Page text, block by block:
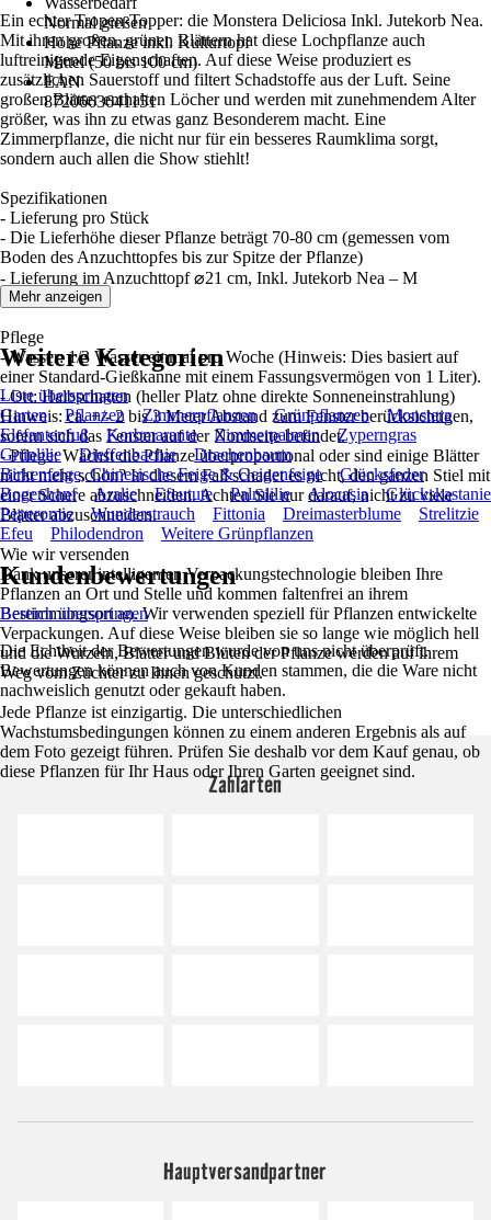
Normal gießen
Höhe Pflanze inkl. Kulturtopf
Mittel (50 bis 100 cm)
EAN
8720663641151
Ein echter Tropen-Topper: die Monstera Deliciosa Inkl. Jutekorb Nea.
Mit ihren großen, grünen Blättern hat diese Lochpflanze auch
luftreinigende Eigenschaften. Auf diese Weise produziert es
zusätzlichen Sauerstoff und filtert Schadstoffe aus der Luft. Seine
großen Blätter enthalten Löcher und werden mit zunehmendem Alter
größer, was ihn zu etwas ganz Besonderem macht. Eine
Zimmerpflanze, die nicht nur für ein besseres Raumklima sorgt,
sondern auch allen die Show stiehlt!
Spezifikationen
- Lieferung pro Stück
- Die Lieferhöhe dieser Pflanze beträgt 70-80 cm (gemessen vom
Boden des Anzuchttopfes bis zur Spitze der Pflanze)
- Lieferung im Anzuchttopf ⌀21 cm, Inkl. Jutekorb Nea – M
- Luftreinigung
Pflege
- Wasser: 1/3 Wasser einmal pro Woche (Hinweis: Dies basiert auf
einer Standard-Gießkanne mit einem Fassungsvermögen von 1 Liter).
- Ort: Halbschatten (heller Platz ohne direkte Sonneneinstrahlung)
Hinweis: ca. +/- 2 bis 3 Meter Abstand zum Fenster berücksichtigen,
sofern sich das Fenster auf der Nordseite befindet.
- Pflege: Wächst die Pflanze überproportional oder sind einige Blätter
nicht mehr schön? In diesem Fall schadet es nicht, den ganzen Stiel mit
einer Schere abzuschneiden. Achten Sie nur darauf, nicht zu viele
Blätter abzuschneiden.
Wie wir versenden
Dank unserer intelligenten Verpackungstechnologie bleiben Ihre
Pflanzen an Ort und Stelle und kommen faltenfrei an ihrem
Bestimmungsort an. Wir verwenden speziell für Pflanzen entwickelte
Verpackungen. Auf diese Weise bleiben sie so lange wie möglich hell
und die Wurzeln, Blätter und Blüten der Pflanze werden auf ihrem
Weg vom Züchter zu Ihnen geschützt.
Jede Pflanze ist einzigartig. Die unterschiedlichen
Wachstumsbedingungen können zu einem anderen Ergebnis als auf
dem Foto gezeigt führen. Prüfen Sie deshalb vor dem Kauf genau, ob
diese Pflanzen für Ihr Haus oder Ihren Garten geeignet sind.
Mehr anzeigen
Weitere Kategorien
Liste überspringen
Garten
Pflanzen Zimmerpflanzen Grünpflanzen
Monstera
Elefantenfuß
Korbmarante Zimmerpalmen
Zyperngras
Grünlilie
Dieffenbachie
Drachenbaum
Birkenfeige, Chinesische Feige & Geigenfeige
Glücksfeder
Bogenhanf
Aralie Efeutute Palmlilie Alocasia
Glückskastanie
Peperomie
Wunderstrauch Fittonia Dreimasterblume
Strelitzie
Efeu
Philodendron Weitere Grünpflanzen
Kundenbewertungen
Bereich überspringen
Die Echtheit der Bewertungen wurde von uns nicht überprüft.
Bewertungen können auch von Kunden stammen, die die Ware nicht
nachweislich genutzt oder gekauft haben.
Zahlarten
Hauptversandpartner